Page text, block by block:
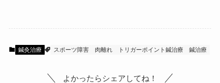
鍼灸治療 スポーツ障害 肉離れ トリガーポイント鍼治療 鍼治療
よかったらシェアしてね！